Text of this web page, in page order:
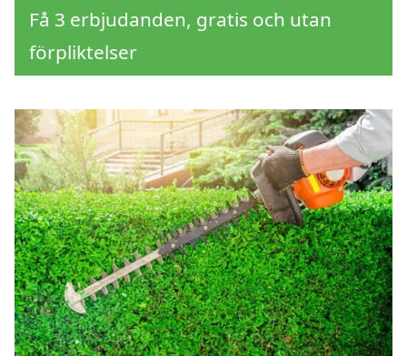
Få 3 erbjudanden, gratis och utan
förpliktelser